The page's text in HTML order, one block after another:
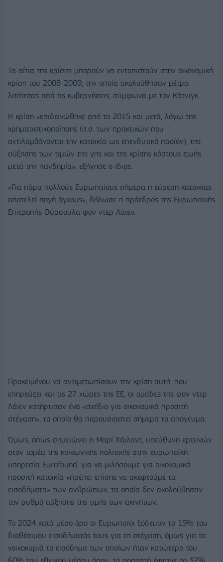
Τα αίτια της κρίσης μπορούν να εντοπιστούν στην οικονομική
κρίση του 2008-2009, την οποία ακολούθησαν μέτρα
λιτότητας από τις κυβερνήσεις, σύμφωνα με τον Κάτνιγκ.
Η κρίση «επιδεινώθηκε από το 2015 και μετά, λόγω της
χρηματιστικοποίησης (σ.σ. των πρακτικών που
αντιλαμβάνονται την κατοικία ως επενδυτικό προϊόν), της
αύξησης των τιμών της γης και της κρίσης κόστους ζωής
μετά την πανδημία», εξήγησε ο ίδιος.
«Για πάρα πολλούς Ευρωπαίους σήμερα η εύρεση κατοικίας
αποτελεί πηγή άγχους», δήλωσε η πρόεδρος της Ευρωπαϊκής
Επιτροπής Ούρσουλα φον ντερ Λάιεν.
Προκειμένου να αντιμετωπίσουν την κρίση αυτή, που
επηρεάζει και τις 27 χώρες της ΕΕ, οι ομάδες της φον ντερ
Λάιεν κατήρτισαν ένα «σχέδιο για οικονομικά προσιτή
στέγαση», το οποίο θα παρουσιαστεί σήμερα το απόγευμα.
Όμως, όπως σημειώνει η Μαρί Χάιλαντ, υπεύθυνη ερευνών
στον τομέα της κοινωνικής πολιτικής στην ευρωπαϊκή
υπηρεσία Eurofound, για να μιλήσουμε για οικονομικά
προσιτή κατοικία «πρέπει επίσης να σκεφτούμε τα
εισοδήματα» των ανθρώπων, τα οποία δεν ακολούθησαν
τον ρυθμό αύξησης της τιμής των ακινήτων.
Το 2024 κατά μέσο όρο οι Ευρωπαίοι ξόδευαν το 19% του
διαθέσιμου εισοδήματός τους για τη στέγαση, όμως για τα
νοικοκυριά το εισόδημα των οποίων ήταν κατώτερο του